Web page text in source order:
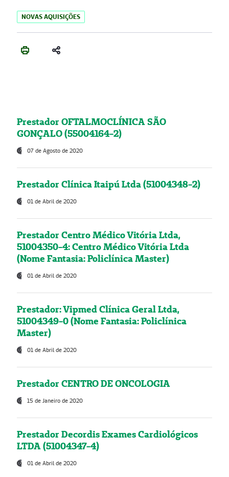
NOVAS AQUISIÇÕES
Prestador OFTALMOCLÍNICA SÃO
GONÇALO (55004164-2)
07 de Agosto de 2020
Prestador Clínica Itaipú Ltda (51004348-2)
01 de Abril de 2020
Prestador Centro Médico Vitória Ltda,
51004350-4: Centro Médico Vitória Ltda
(Nome Fantasia: Policlínica Master)
01 de Abril de 2020
Prestador: Vipmed Clínica Geral Ltda,
51004349-0 (Nome Fantasia: Policlínica
Master)
01 de Abril de 2020
Prestador CENTRO DE ONCOLOGIA
15 de Janeiro de 2020
Prestador Decordis Exames Cardiológicos
LTDA (51004347-4)
01 de Abril de 2020